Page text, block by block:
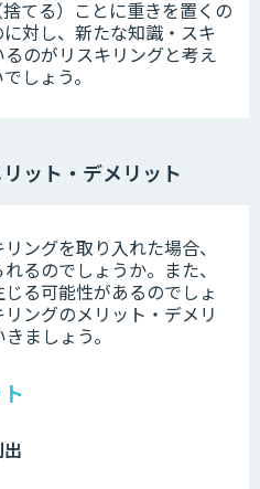
てる）ことに重きを置くの
対し、新たな知識・スキ
のがリスキリングと考え
しょう。
ット・デメリット
ングを取り入れた場合、
るのでしょうか。また、
る可能性があるのでしょ
ングのメリット・デメリ
ましょう。